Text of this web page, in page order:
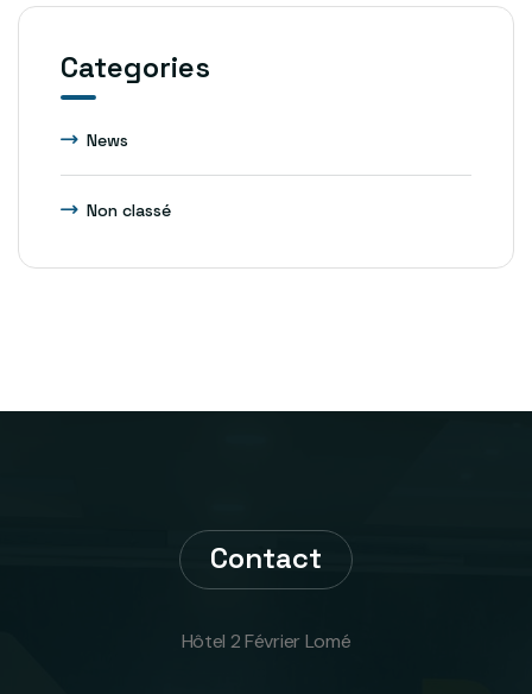
Categories
News
Non classé
Contact
Hôtel 2 Février Lomé